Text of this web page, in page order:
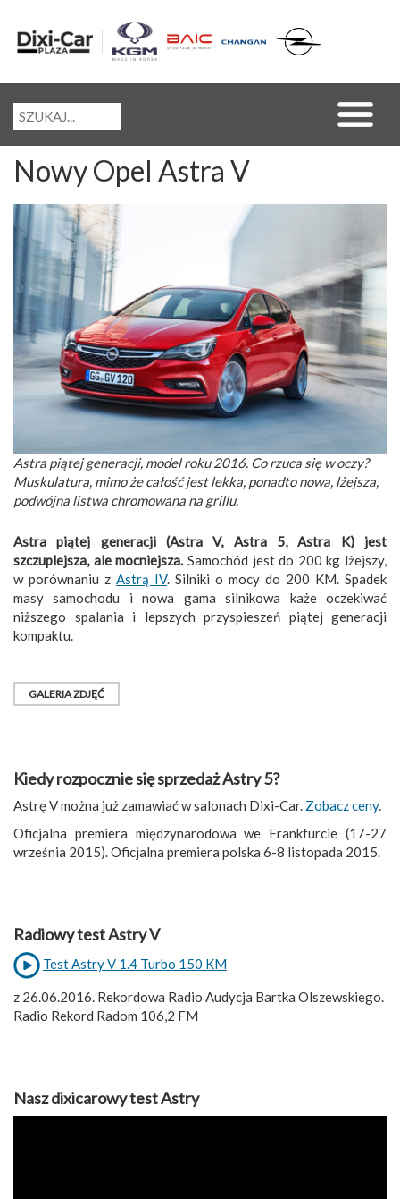
Nowy Opel Astra V
Astra piątej generacji, model roku 2016. Co rzuca się w oczy?
Muskulatura, mimo że całość jest lekka, ponadto nowa, lżejsza,
podwójna listwa chromowana na grillu.
Astra piątej generacji (Astra V, Astra 5, Astra K) jest
szczuplejsza, ale mocniejsza. Samochód jest do 200 kg lżejszy,
w porównaniu z Astrą IV. Silniki o mocy do 200 KM. Spadek
masy samochodu i nowa gama silnikowa każe oczekiwać
niższego spalania i lepszych przyspieszeń piątej generacji
kompaktu.
GALERIA ZDJĘĆ
Kiedy rozpocznie się sprzedaż Astry 5?
Astrę V można już zamawiać w salonach Dixi-Car. Zobacz ceny.
Oficjalna premiera międzynarodowa we Frankfurcie (17-27
września 2015). Oficjalna premiera polska 6-8 listopada 2015.
Radiowy test Astry V
Test Astry V 1.4 Turbo 150 KM
z 26.06.2016. Rekordowa Radio Audycja Bartka Olszewskiego.
Radio Rekord Radom 106,2 FM
Nasz dixicarowy test Astry